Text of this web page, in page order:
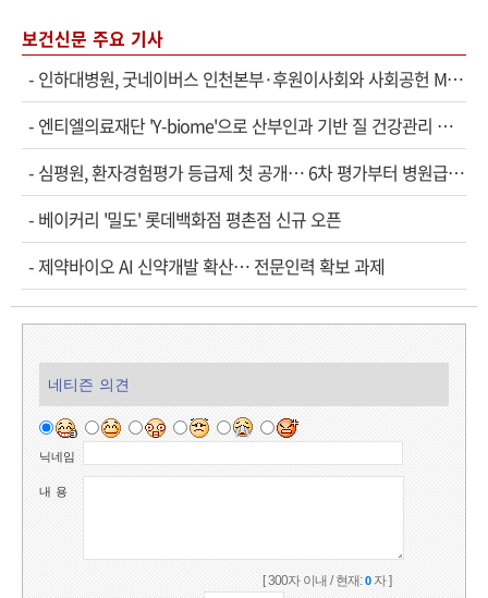
보건신문 주요 기사
- 인하대병원, 굿네이버스 인천본부·후원이사회와 사회공헌 MOU
- 엔티엘의료재단 'Y-biome'으로 산부인과 기반 질 건강관리 서비스 확대
- 심평원, 환자경험평가 등급제 첫 공개… 6차 평가부터 병원급으로 확대
- 베이커리 '밀도' 롯데백화점 평촌점 신규 오픈
-제약바이오 AI 신약개발 확산… 전문인력 확보 과제
네티즌 의견
닉네임
내 용
[ 300자 이내 / 현재:0자 ]